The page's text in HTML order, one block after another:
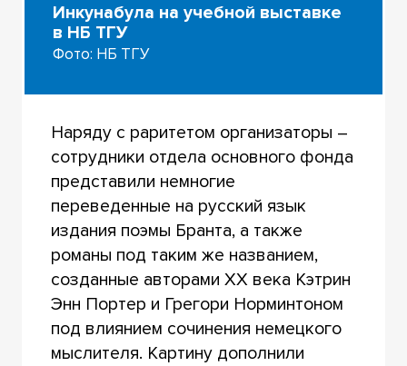
Инкунабула на учебной выставке
в НБ ТГУ
Фото: НБ ТГУ
Наряду с раритетом организаторы –
сотрудники отдела основного фонда
представили немногие
переведенные на русский язык
издания поэмы Бранта, а также
романы под таким же названием,
созданные авторами ХХ века Кэтрин
Энн Портер и Грегори Норминтоном
под влиянием сочинения немецкого
мыслителя. Картину дополнили